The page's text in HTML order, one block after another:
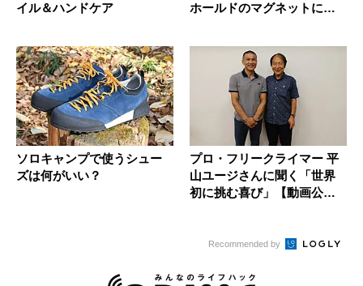
イル＆ハンドケア
ホールドのマグネットに込
ソロキャンプで使うシュー
ズは何がいい？
プロ・フリークライマー 平
山ユージさんに聞く「世界
初に挑む喜び」【動画公開
Recommended by